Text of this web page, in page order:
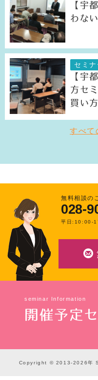
【宇
わな
セミナ
【宇
方セ
買い
すべて
無料相談の
028-
平日:10:00-
seminar Information
開催予定
Copyright © 2013-2026年